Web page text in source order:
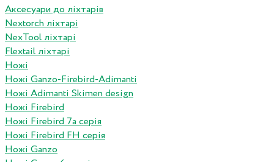
Аксесуари до ліхтарів
Nextorch ліхтарі
NexTool ліхтарі
Flextail ліхтарі
Ножі
Ножі Ganzo-Firebird-Adimanti
Ножі Adimanti Skimen design
Ножі Firebird
Ножі Firebird 7а серія
Ножі Firebird FH серія
Ножі Ganzo